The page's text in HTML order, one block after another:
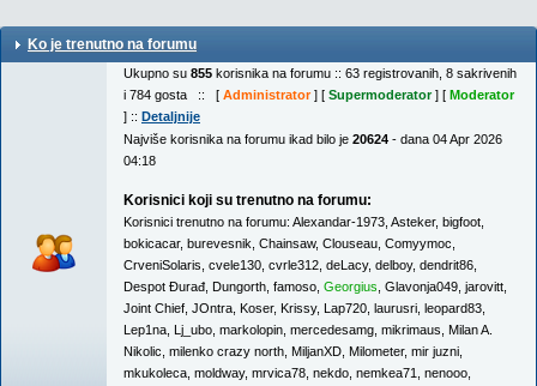
Ko je trenutno na forumu
Ukupno su 855 korisnika na forumu :: 63 registrovanih, 8 sakrivenih
i 784 gosta :: [ Administrator] [ Supermoderator] [ Moderator
] :: Detaljnije
Najviše korisnika na forumu ikad bilo je 20624 - dana 04 Apr 2026
04:18
Korisnici koji su trenutno na forumu:
Korisnici trenutno na forumu: Alexandar-1973 Asteker, bigfoot
bokicacar, burevesnik Chainsaw, Clouseau Comyymoc
CrveniSolaris cvele130 cvrle312 deLacy, delboy, dendrit86
Despot Đurađ Dungorth famoso Georgius Glavonja049 jarovitt
Joint Chief JOntra Koser, Krissy, Lap720 laurusri leopard83
Lep1na Lj_ubo markolopin mercedesamg mikrimaus Milan A.
Nikolic milenko crazy north MiljanXD Milometer, mir juzni
mkukoleca moldway, mrvica78 nekdo nemkea71 nenooo